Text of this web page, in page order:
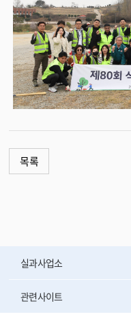
목록
실과사업소
관련사이트